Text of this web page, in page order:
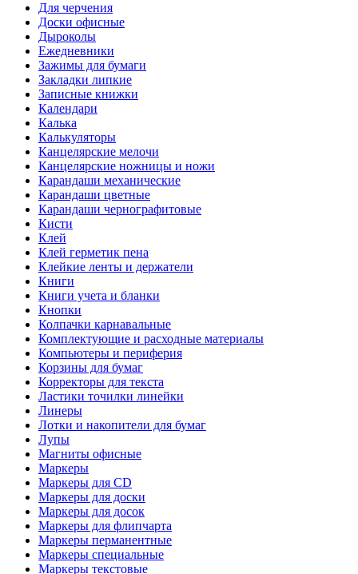
Для черчения
Доски офисные
Дыроколы
Ежедневники
Зажимы для бумаги
Закладки липкие
Записные книжки
Календари
Калька
Калькуляторы
Канцелярские мелочи
Канцелярские ножницы и ножи
Карандаши механические
Карандаши цветные
Карандаши чернографитовые
Кисти
Клей
Клей герметик пена
Клейкие ленты и держатели
Книги
Книги учета и бланки
Кнопки
Колпачки карнавальные
Комплектующие и расходные материалы
Компьютеры и периферия
Корзины для бумаг
Корректоры для текста
Ластики точилки линейки
Линеры
Лотки и накопители для бумаг
Лупы
Магниты офисные
Маркеры
Маркеры для CD
Маркеры для доски
Маркеры для досок
Маркеры для флипчарта
Маркеры перманентные
Маркеры специальные
Маркеры текстовые